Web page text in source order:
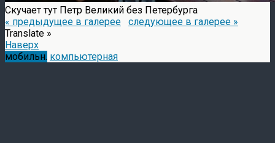
Скучает тут Петр Великий без Петербурга
« предыдущее в галерее
следующее в галерее »
Translate »
Наверх
мобильн. компьютерная